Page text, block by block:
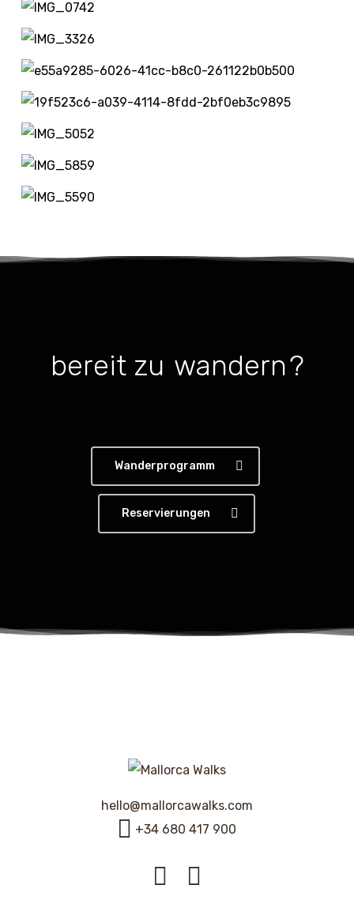
bereit zu wandern?
Wanderprogramm
Reservierungen
hello@mallorcawalks.com
+34 680 417 900